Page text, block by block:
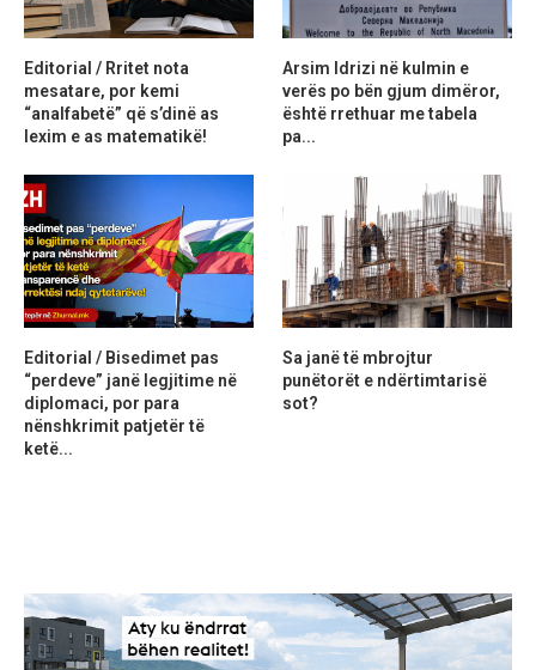
Editorial / Rritet nota
mesatare, por kemi
“analfabetë” që s’dinë as
lexim e as matematikë!
Arsim Idrizi në kulmin e
verës po bën gjum dimëror,
është rrethuar me tabela
pa...
Editorial / Bisedimet pas
“perdeve” janë legjitime në
diplomaci, por para
nënshkrimit patjetër të
ketë...
Sa janë të mbrojtur
punëtorët e ndërtimtarisë
sot?